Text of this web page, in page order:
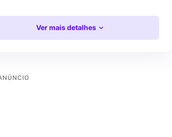
Ver mais detalhes